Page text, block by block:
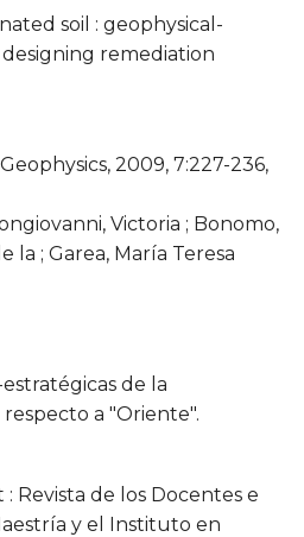
soil : geophysical-
remediation
2009, 7:227-236,
Victoria ; Bonomo,
la ; Garea, María Teresa
de la
a "Oriente".
Revista de los Docentes e
y el Instituto en